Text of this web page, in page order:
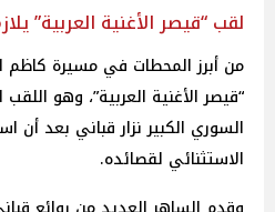
لقب “قيصر الأغنية العربية”
من أبرز المحطات في مسيرة
“قيصر الأغنية العربية”، وهو
السوري الكبير نزار قباني بعد أن
الاستثنائي لقصائده.